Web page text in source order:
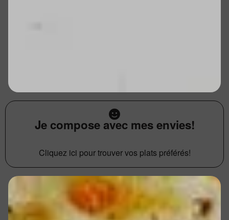
Je compose avec mes envies!
Cliquez ici pour trouver vos plats préférés!